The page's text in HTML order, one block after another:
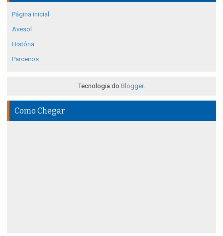
Página inicial
Avesol
História
Parceiros
Tecnologia do Blogger.
Como Chegar